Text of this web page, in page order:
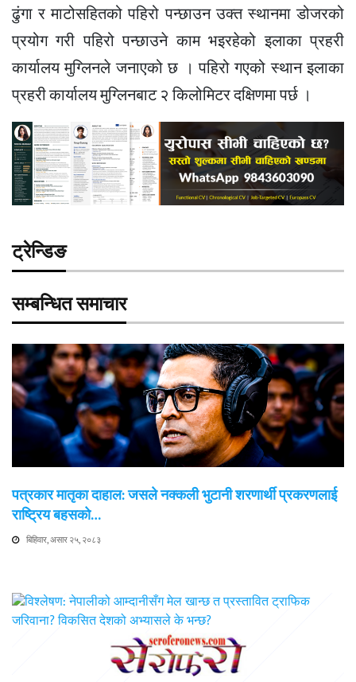
ढुंगा र माटोसहितको पहिरो पन्छाउन उक्त स्थानमा डोजरको
प्रयोग गरी पहिरो पन्छाउने काम भइरहेको इलाका प्रहरी
कार्यालय मुग्लिनले जनाएको छ । पहिरो गएको स्थान इलाका
प्रहरी कार्यालय मुग्लिनबाट २ किलोमिटर दक्षिणमा पर्छ ।
ट्रेन्डिङ
सम्बन्धित समाचार
पत्रकार मातृका दाहाल: जसले नक्कली भुटानी शरणार्थी प्रकरणलाई
राष्ट्रिय बहसको…
बिहिवार, असार २५, २०८३